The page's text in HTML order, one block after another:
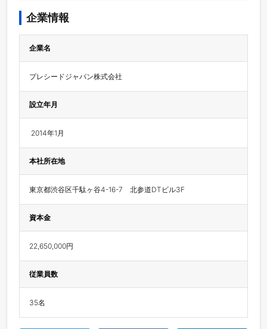
企業情報
企業名
プレシードジャパン株式会社
設立年月
2014年1月
本社所在地
東京都渋谷区千駄ヶ谷4-16-7　北参道DTビル3F
資本金
22,650,000円
従業員数
35名